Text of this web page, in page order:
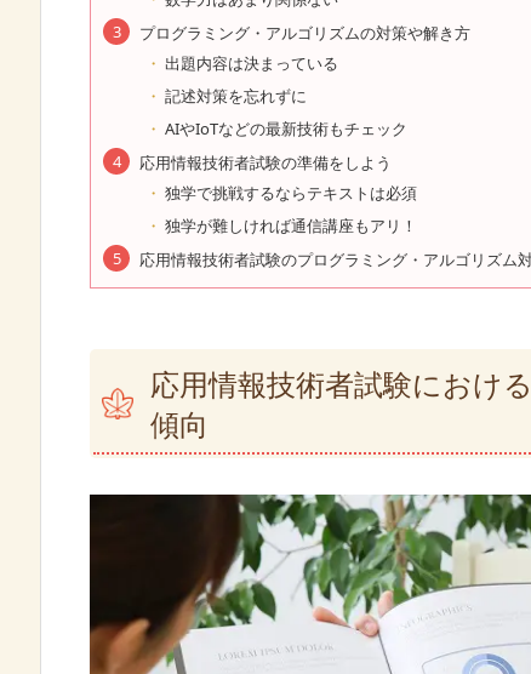
プログラミング・アルゴリズムの対策や解き方
出題内容は決まっている
記述対策を忘れずに
AIやIoTなどの最新技術もチェック
応用情報技術者試験の準備をしよう
独学で挑戦するならテキストは必須
独学が難しければ通信講座もアリ！
応用情報技術者試験のプログラミング・アルゴリズム
応用情報技術者試験におけ
傾向